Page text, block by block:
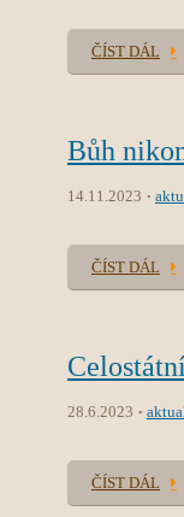
ČÍST DÁL
Bůh
14.11.2023
ČÍST DÁL
28.6.2023
ČÍST DÁL